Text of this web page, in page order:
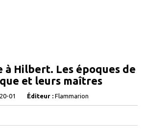
à Hilbert. Les époques de
et leurs maîtres
01 Éditeur : Flammarion